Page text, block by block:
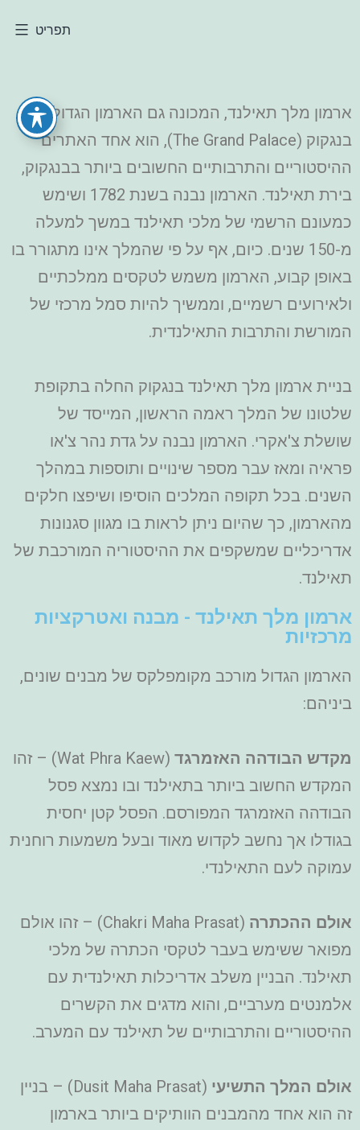
תפריט
ארמון מלך תאילנד, המכונה גם הארמון הגדול
בנגקוק (The Grand Palace), הוא אחד האתרים
ההיסטוריים והתרבותיים החשובים ביותר בבנגקוק,
בירת תאילנד. הארמון נבנה בשנת 1782 ושימש
כמעונם הרשמי של מלכי תאילנד במשך למעלה
מ-150 שנים. כיום, אף על פי שהמלך אינו מתגורר בו
באופן קבוע, הארמון משמש לטקסים ממלכתיים
ולאירועים רשמיים, וממשיך להיות סמל מרכזי של
המורשת והתרבות התאילנדית.
בניית ארמון מלך תאילנד בנגקוק החלה בתקופת
שלטונו של המלך ראמה הראשון, המייסד של
שושלת צ'אקרי. הארמון נבנה על גדת נהר צ'או
פראיה ומאז עבר מספר שינויים ותוספות במהלך
השנים. בכל תקופה המלכים הוסיפו ושיפצו חלקים
מהארמון, כך שהיום ניתן לראות בו מגוון סגנונות
אדריכליים שמשקפים את ההיסטוריה המורכבת של
תאילנד.
ארמון מלך תאילנד - מבנה ואטרקציות
מרכזיות
הארמון הגדול מורכב מקומפלקס של מבנים שונים,
ביניהם:
מקדש הבודהה האזמרגד
(Wat Phra Kaew) – זהו
המקדש החשוב ביותר בתאילנד ובו נמצא פסל
הבודהה האזמרגד המפורסם. הפסל קטן יחסית
בגודלו אך נחשב לקדוש מאוד ובעל משמעות רוחנית
עמוקה לעם התאילנדי.
אולם ההכתרה
(Chakri Maha Prasat) – זהו אולם
מפואר ששימש בעבר לטקסי הכתרה של מלכי
תאילנד. הבניין משלב אדריכלות תאילנדית עם
אלמנטים מערביים, והוא מדגים את הקשרים
ההיסטוריים והתרבותיים של תאילנד עם המערב.
אולם המלך התשיעי
(Dusit Maha Prasat) – בניין
זה הוא אחד מהמבנים הוותיקים ביותר בארמון